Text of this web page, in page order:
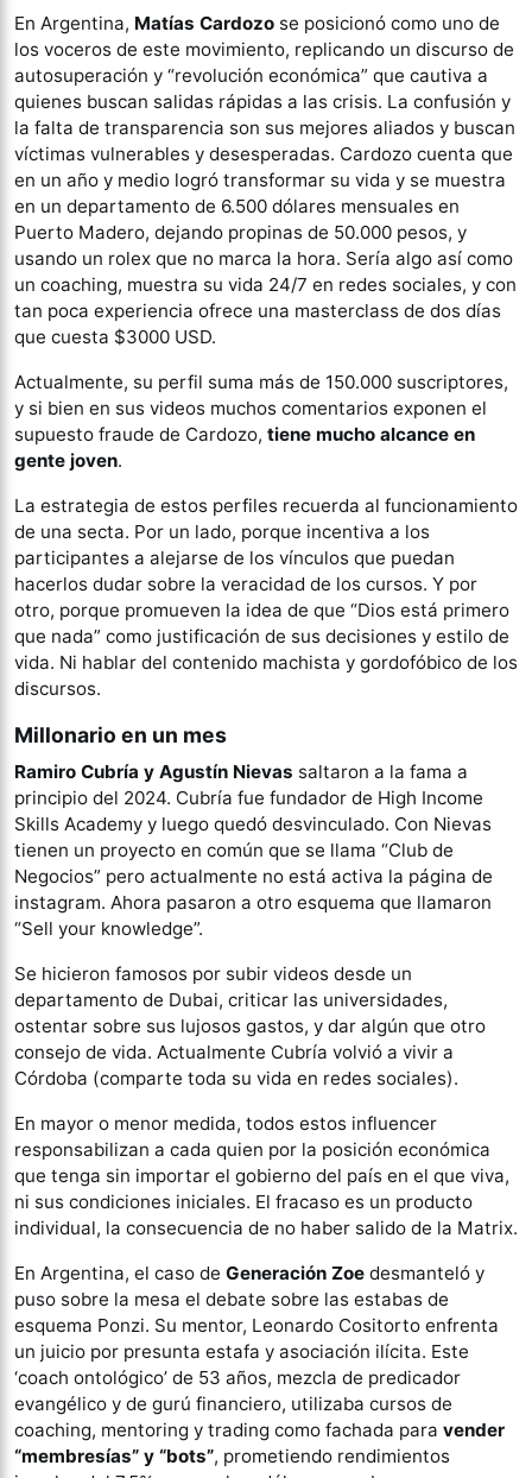
En Argentina, Matías Cardozo se posicionó como uno de
los voceros de este movimiento, replicando un discurso de
autosuperación y “revolución económica” que cautiva a
quienes buscan salidas rápidas a las crisis. La confusión y
la falta de transparencia son sus mejores aliados y buscan
víctimas vulnerables y desesperadas. Cardozo cuenta que
en un año y medio logró transformar su vida y se muestra
en un departamento de 6.500 dólares mensuales en
Puerto Madero, dejando propinas de 50.000 pesos, y
usando un rolex que no marca la hora. Sería algo así como
un coaching, muestra su vida 24/7 en redes sociales, y con
tan poca experiencia ofrece una masterclass de dos días
que cuesta $3000 USD.
Actualmente, su perfil suma más de 150.000 suscriptores,
y si bien en sus videos muchos comentarios exponen el
supuesto fraude de Cardozo, tiene mucho alcance en
gente joven.
La estrategia de estos perfiles recuerda al funcionamiento
de una secta. Por un lado, porque incentiva a los
participantes a alejarse de los vínculos que puedan
hacerlos dudar sobre la veracidad de los cursos. Y por
otro, porque promueven la idea de que “Dios está primero
que nada” como justificación de sus decisiones y estilo de
vida. Ni hablar del contenido machista y gordofóbico de los
discursos.
Millonario en un mes
Ramiro Cubría y Agustín Nievas saltaron a la fama a
principio del 2024. Cubría fue fundador de High Income
Skills Academy y luego quedó desvinculado. Con Nievas
tienen un proyecto en común que se llama “Club de
Negocios” pero actualmente no está activa la página de
instagram. Ahora pasaron a otro esquema que llamaron
“Sell your knowledge”.
Se hicieron famosos por subir videos desde un
departamento de Dubai, criticar las universidades,
ostentar sobre sus lujosos gastos, y dar algún que otro
consejo de vida. Actualmente Cubría volvió a vivir a
Córdoba (comparte toda su vida en redes sociales).
En mayor o menor medida, todos estos influencer
responsabilizan a cada quien por la posición económica
que tenga sin importar el gobierno del país en el que viva,
ni sus condiciones iniciales. El fracaso es un producto
individual, la consecuencia de no haber salido de la Matrix.
En Argentina, el caso de Generación Zoe desmanteló y
puso sobre la mesa el debate sobre las estabas de
esquema Ponzi. Su mentor, Leonardo Cositorto enfrenta
un juicio por presunta estafa y asociación ilícita. Este
‘coach ontológico’ de 53 años, mezcla de predicador
evangélico y de gurú financiero, utilizaba cursos de
coaching, mentoring y trading como fachada para vender
“membresías” y “bots”, prometiendo rendimientos